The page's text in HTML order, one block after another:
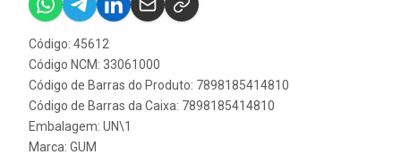
Código: 45612
Código NCM: 33061000
Código de Barras do Produto: 7898185414810
Código de Barras da Caixa: 7898185414810
Embalagem: UN\1
Marca: GUM